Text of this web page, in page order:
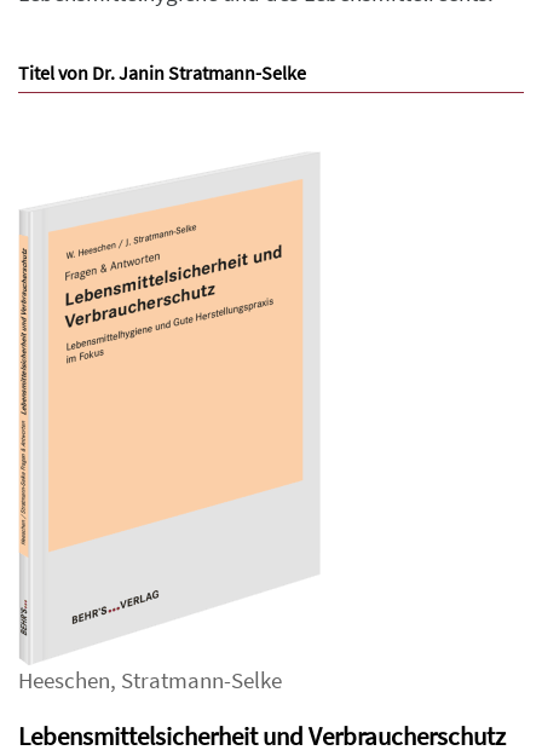
Titel von Dr. Janin Stratmann-Selke
Heeschen, Stratmann-Selke
Lebensmittelsicherheit und Verbraucherschutz